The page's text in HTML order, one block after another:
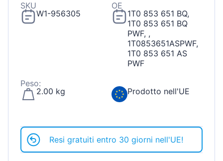
SKU
W1-956305
OE
1T0 853 651 BQ,
1T0 853 651 BQ
PWF, ,
1T0853651ASPWF,
1T0 853 651 AS
PWF
Peso:
2.00 kg
Prodotto nell'UE
Resi gratuiti entro 30 giorni nell'UE!